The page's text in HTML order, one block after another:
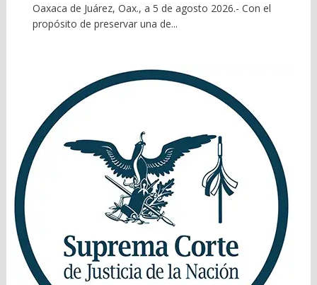
Oaxaca de Juárez, Oax., a 5 de agosto 2026.- Con el
propósito de preservar una de...